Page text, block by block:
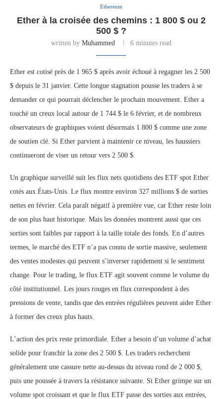
Ethereum
Ether à la croisée des chemins : 1 800 $ ou 2
500 $ ?
written by Muhammed 6 minutes read
Ether est cotisé près de 1 965 $ après avoir échoué à regagner les 2 500
$ depuis le 31 janvier. Cette longue stagnation pousse les traders à se
demander ce qui pourrait déclencher le prochain mouvement. Ether a
touché un creux local autour de 1 744 $ le 6 février, et de nombreux
observateurs de graphiques voient désormais 1 800 $ comme une zone
de soutien clé. Si Ether parvient à maintenir ce niveau, les haussiers
continueront de viser un retour vers 2 500 $.
Un graphique surveillé suit les flux nets quotidiens des ETF spot Ether
cotés aux États-Unis. Le flux montre environ 327 millions $ de sorties
nettes en février. Cela paraît négatif à première vue, car Ether reste loin
de son plus haut historique. Mais les données montrent aussi que ces
sorties sont faibles par rapport à la taille totale des fonds. En d’autres
termes, le marché des ETF n’a pas connu de sortie massive, seulement
des ventes modestes qui peuvent s’inverser rapidement si le sentiment
change. Pour le trading, le flux ETF agit souvent comme le volume du
côté institutionnel. Les jours rouges en flux correspondent à des
pressions de vente, tandis que des entrées régulières peuvent aider Ether
à former des creux plus hauts.
L’action des prix reste primordiale. Ether a besoin d’un volume d’achat
solide pour franchir la zone des 2 500 $. Les traders recherchent
généralement une cassure nette au-dessus du niveau rond de 2 000 $,
puis une poussée à travers la résistance suivante. Si Ether grimpe sur un
volume spot croissant et que le flux ETF passe des sorties aux entrées,